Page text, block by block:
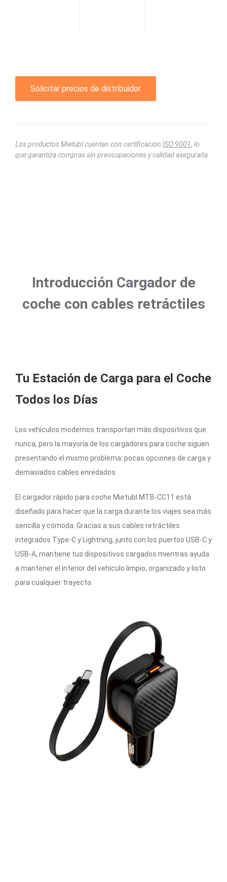
Solicitar precios de distribuidor
Los productos Mietubl cuentan con certificación ISO 9001, lo
que garantiza compras sin preocupaciones y calidad asegurada.
Introducción Cargador de
coche con cables retráctiles
Tu Estación de Carga para el Coche
Todos los Días
Los vehículos modernos transportan más dispositivos que
nunca, pero la mayoría de los cargadores para coche siguen
presentando el mismo problema: pocas opciones de carga y
demasiados cables enredados.
El cargador rápido para coche Mietubl MTB-CC11 está
diseñado para hacer que la carga durante los viajes sea más
sencilla y cómoda. Gracias a sus cables retráctiles
integrados Type-C y Lightning, junto con los puertos USB-C y
USB-A, mantiene tus dispositivos cargados mientras ayuda
a mantener el interior del vehículo limpio, organizado y listo
para cualquier trayecto.